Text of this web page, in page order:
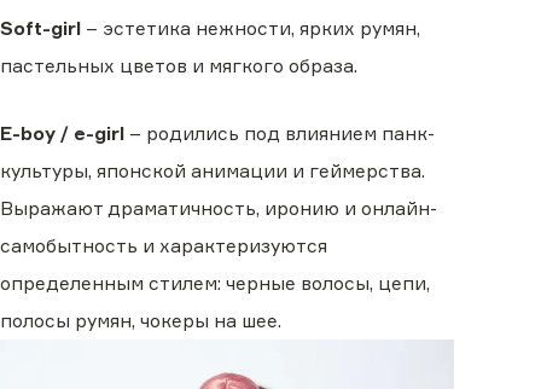
Soft-girl – эстетика нежности, ярких румян,
пастельных цветов и мягкого образа.
E-boy / e-girl – родились под влиянием панк-
культуры, японской анимации и геймерства.
Выражают драматичность, иронию и онлайн-
самобытность и характеризуются
определенным стилем: черные волосы, цепи,
полосы румян, чокеры на шее.